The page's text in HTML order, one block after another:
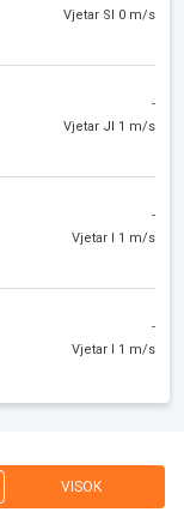
Vjetar SI 0 m/s
-
Vjetar JI 1 m/s
-
Vjetar I 1 m/s
-
Vjetar I 1 m/s
VISOK